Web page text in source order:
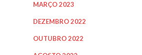
MARÇO 2023
DEZEMBRO 2022
OUTUBRO 2022